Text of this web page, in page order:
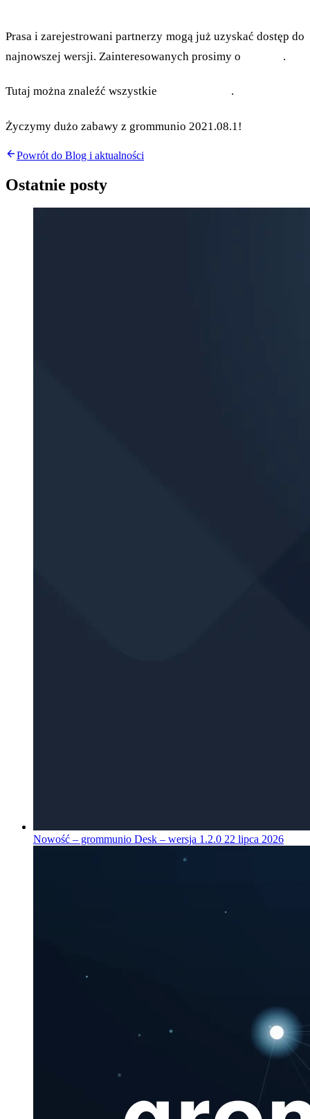
Prasa i zarejestrowani partnerzy mogą już uzyskać dostęp do
najnowszej wersji. Zainteresowanych prosimy o
.
Tutaj można znaleźć wszystkie .
Życzymy dużo zabawy z grommunio 2021.08.1!
Powrót do Blog i aktualności
Ostatnie posty
Nowość – grommunio Desk – wersja 1.2.0 22 lipca 2026